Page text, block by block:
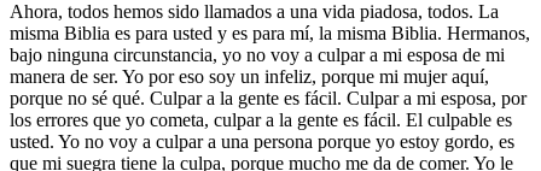
Ahora, todos hemos sido llamados a una vida piadosa, todos. La
misma Biblia es para usted y es para mí, la misma Biblia. Hermanos,
bajo ninguna circunstancia, yo no voy a culpar a mi esposa de mi
manera de ser. Yo por eso soy un infeliz, porque mi mujer aquí,
porque no sé qué. Culpar a la gente es fácil. Culpar a mi esposa, por
los errores que yo cometa, culpar a la gente es fácil. El culpable es
usted. Yo no voy a culpar a una persona porque yo estoy gordo, es
que mi suegra tiene la culpa, porque mucho me da de comer. Yo le